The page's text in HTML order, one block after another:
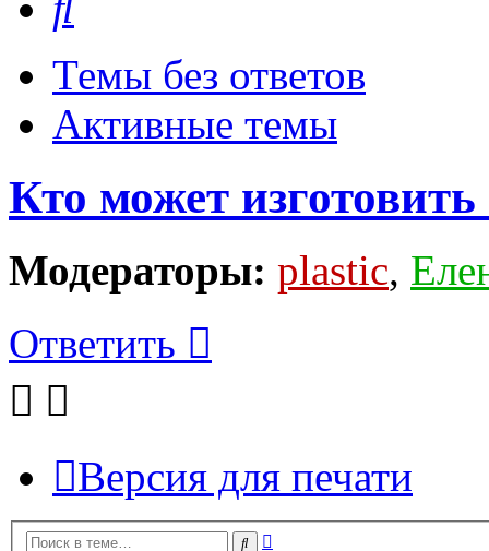
Темы без ответов
Активные темы
Кто может
Модераторы: plastic,
Ответить
Версия для печати
Поиск